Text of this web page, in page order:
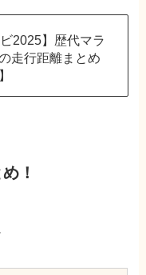
2025】歴代マラ
走行距離まとめ
！